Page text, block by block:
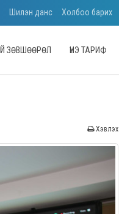
Шилэн данс Холбоо барих
ЗӨВШӨӨРӨЛ ҮНЭ ТАРИФ
Хэвлэх